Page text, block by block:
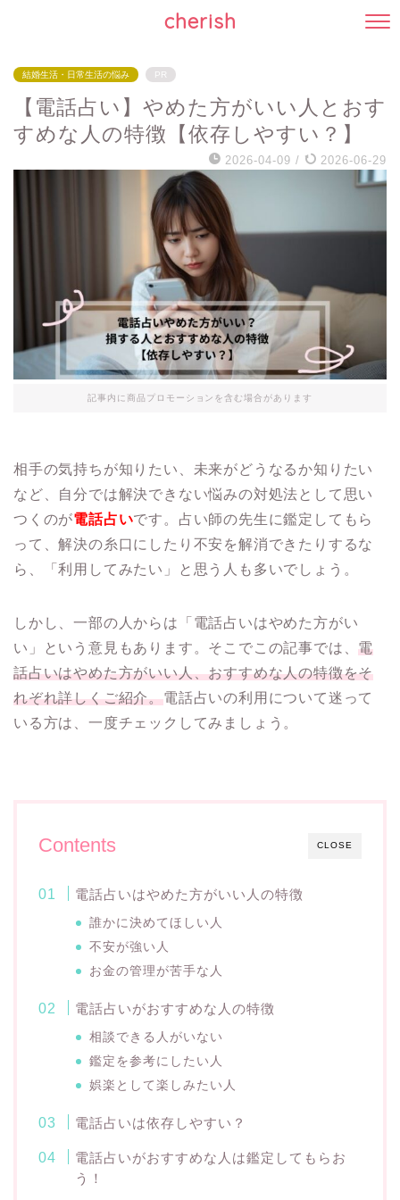
cherish
結婚生活・日常生活の悩み PR
【電話占い】やめた方がいい人とおす
すめな人の特徴【依存しやすい？】
2026-04-09 / 2026-06-29
記事内に商品プロモーションを含む場合があります
相手の気持ちが知りたい、未来がどうなるか知りたい
など、自分では解決できない悩みの対処法として思い
つくのが電話占いです。占い師の先生に鑑定してもら
って、解決の糸口にしたり不安を解消できたりするな
ら、「利用してみたい」と思う人も多いでしょう。
しかし、一部の人からは「電話占いはやめた方がい
い」という意見もあります。そこでこの記事では、電
話占いはやめた方がいい人、おすすめな人の特徴をそ
れぞれ詳しくご紹介。電話占いの利用について迷って
いる方は、一度チェックしてみましょう。
CLOSE
Contents
電話占いはやめた方がいい人の特徴
誰かに決めてほしい人
不安が強い人
お金の管理が苦手な人
電話占いがおすすめな人の特徴
相談できる人がいない
鑑定を参考にしたい人
娯楽として楽しみたい人
電話占いは依存しやすい？
電話占いがおすすめな人は鑑定してもらお
う！